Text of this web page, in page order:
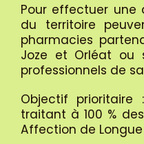
Pour effectuer une
du territoire
pharmacies
Joze et Orléat ou
professionnels de
Objectif
traitant à 100 %
Affection de Longue